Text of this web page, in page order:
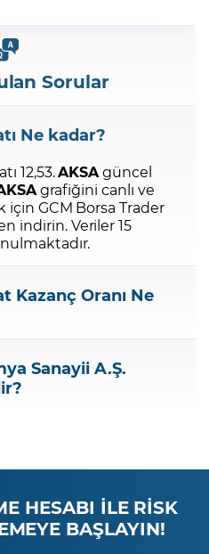
Sorular
Ne kadar?
12,53.AKSAgüncel
grafiğini canlı ve
GCM Borsa Trader
indirin.Veriler 15
Kazanç Oranı Ne
Sanayii A.Ş.
HESABI İLE RİSK
BAŞLAYIN!